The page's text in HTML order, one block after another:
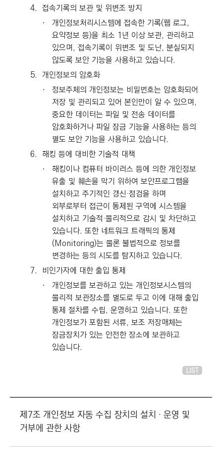
4. 접속기록의 보관 및 위변조 방지
ㆍ
개인정보처리시스템에 접속한 기록(웹 로그,
요약정보 등)을 최소 1년 이상 보관, 관리하고
있으며, 접속기록이 위변조 및 도난, 분실되지
않도록 보안 기능을 사용하고 있습니다.
5. 개인정보의 암호화
ㆍ
정보주체의 개인정보는 비밀번호는 암호화되어
저장 및 관리되고 있어 본인만이 알 수 있으며,
중요한 데이터는 파일 및 전송 데이터를
암호화하거나 파일 잠금 기능을 사용하는 등의
별도 보안 기능을 사용하고 있습니다.
6. 해킹 등에 대비한 기술적 대책
ㆍ
해킹이나 컴퓨터 바이러스 등에 의한 개인정보
유출 및 훼손을 막기 위하여 보안프로그램을
설치하고 주기적인 갱신·점검을 하며
외부로부터 접근이 통제된 구역에 시스템을
설치하고 기술적·물리적으로 감시 및 차단하고
있습니다. 또한 네트워크 트래픽의 통제
(Monitoring)는 물론 불법적으로 정보를
변경하는 등의 시도를 탐지하고 있습니다.
7. 비인가자에 대한 출입 통제
ㆍ
개인정보를 보관하고 있는 개인정보시스템의
물리적 보관장소를 별도로 두고 이에 대해 출입
통제 절차를 수립, 운영하고 있습니다. 또한
개인정보가 포함된 서류, 보조 저장매체는
잠금장치가 있는 안전한 장소에 보관하고
있습니다.
LIST
제7조 개인정보 자동 수집 장치의 설치‧운영 및
거부에 관한 사항